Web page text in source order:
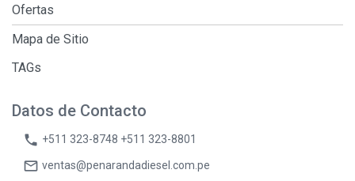
Ofertas
Mapa de Sitio
TAGs
Datos de Contacto
phone +511 323-8748 +511 323-8801
mail_outline ventas@penarandadiesel.com.pe